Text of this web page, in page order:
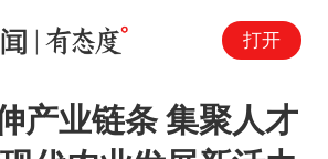
打开
产业链条 集聚人才